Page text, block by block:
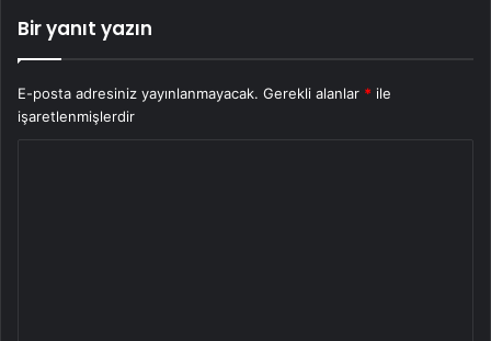
Bir yanıt yazın
E-posta adresiniz yayınlanmayacak. Gerekli alanlar * ile
işaretlenmişlerdir